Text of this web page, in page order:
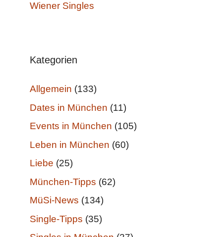
Wiener Singles
Kategorien
Allgemein (133)
Dates in München (11)
Events in München (105)
Leben in München (60)
Liebe (25)
München-Tipps (62)
MüSi-News (134)
Single-Tipps (35)